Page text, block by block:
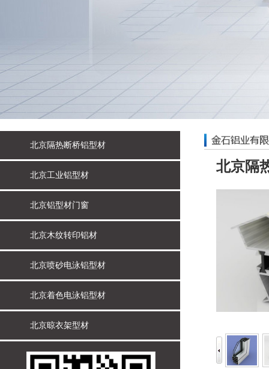
北京隔
北京隔热断桥铝型材
北京工业铝型材
北京铝型材门窗
北京木纹转印铝材
北京喷砂电泳铝型材
北京着色电泳铝型材
北京晾衣架型材